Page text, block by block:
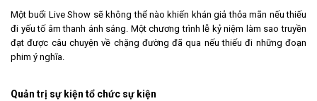
Một buổi Live Show sẽ không thể nào khiến khán giả thỏa mãn nếu thiếu
đi yếu tố âm thanh ánh sáng. Một chương trình lễ kỷ niệm làm sao truyền
đạt được câu chuyện về chặng đường đã qua nếu thiếu đi những đoạn
phim ý nghĩa.
Quản trị sự kiện tổ chức sự kiện